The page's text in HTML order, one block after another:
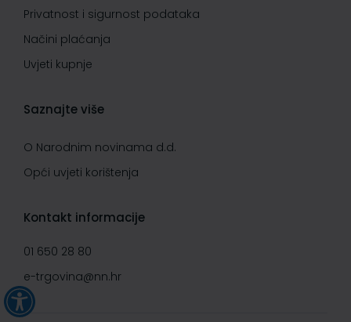
Privatnost i sigurnost podataka
Načini plaćanja
Uvjeti kupnje
Saznajte više
O Narodnim novinama d.d.
Opći uvjeti korištenja
Kontakt informacije
01 650 28 80
e-trgovina@nn.hr